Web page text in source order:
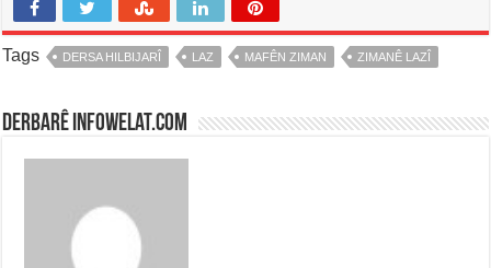
Tags DERSA HILBIJARÎ LAZ MAFÊN ZIMAN ZIMANÊ LAZÎ
Derbarê infowelat.com